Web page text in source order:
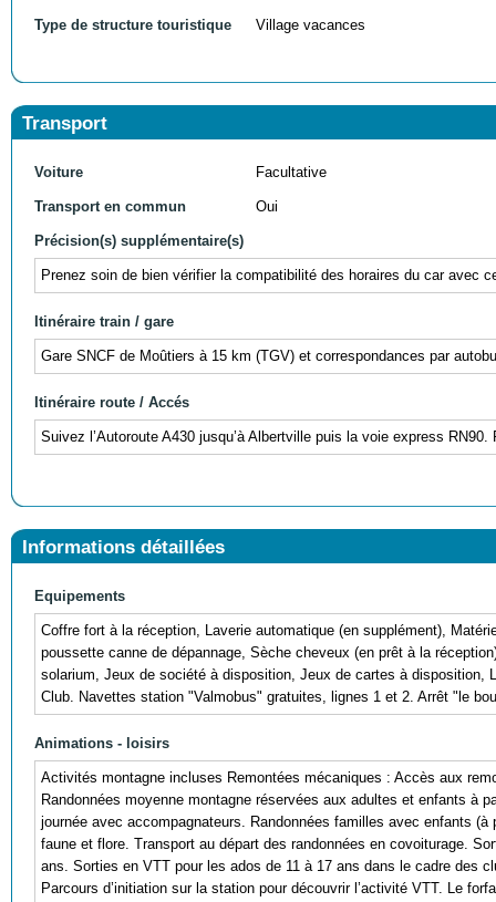
Type de structure touristique Village vacances
Transport
Voiture Facultative
Transport en commun Oui
Précision(s) supplémentaire(s)
Prenez soin de bien vérifier la compatibilité des horaires du car avec
Itinéraire train / gare
Gare SNCF de Moûtiers à 15 km (TGV) et correspondances par
Itinéraire route / Accés
Suivez l’Autoroute A430 jusqu’à Albertville puis la voie express
Informations détaillées
Equipements
Coffre fort à la réception, Laverie automatique (en supplément),
poussette canne de dépannage, Sèche cheveux (en prêt à la
solarium, Jeux de société à disposition, Jeux de cartes à
Club. Navettes station "Valmobus" gratuites, lignes 1 et 2. Arrêt "le
Animations - loisirs
Activités montagne incluses Remontées mécaniques : Accès aux
Randonnées moyenne montagne réservées aux adultes et enfants à
journée avec accompagnateurs. Randonnées familles avec enfants
faune et flore. Transport au départ des randonnées en covoiturage.
ans. Sorties en VTT pour les ados de 11 à 17 ans dans le cadre des
Parcours d’initiation sur la station pour découvrir l’activité VTT. Le